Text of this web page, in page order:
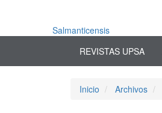
Contenido
lateral
Salmanticensis
REVISTAS UPSA
Inicio Archivos